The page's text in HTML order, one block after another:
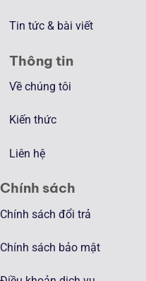
Tin tức & bài viết
Thông tin
Về chúng tôi
Kiến thức
Liên hệ
Chính sách
Chính sách đổi trả
Chính sách bảo mật